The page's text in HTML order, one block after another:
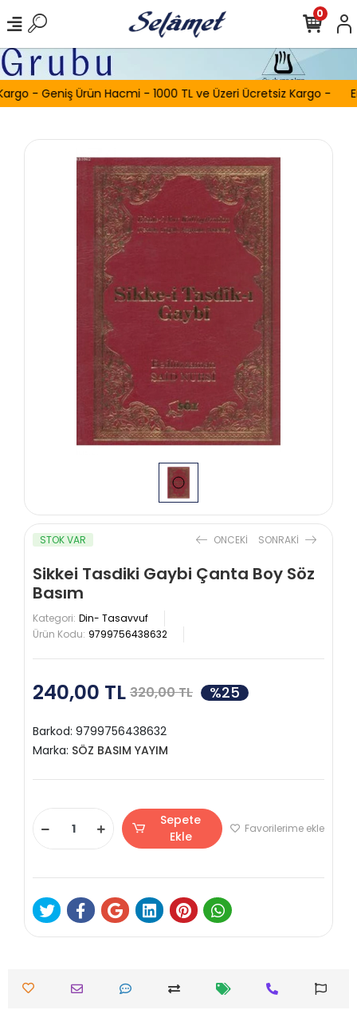
- Geniş Ürün Hacmi - 1000 TL ve Üzeri Ücretsiz Kargo -
0
STOK VAR ONCEKI SONRAKI
Sikkei Tasdiki Gaybi Çanta Boy Söz
Basım
Kategori: Din- Tasavvuf
Ürün Kodu: 9799756438632
240,00 TL 320,00 TL %25
Barkod: 9799756438632
Marka: SÖZ BASIM YAYIM
Sepete
Ekle
Favorilerime ekle